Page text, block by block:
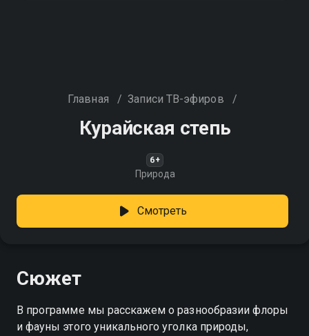
Главная / Записи ТВ-эфиров /
Курайская степь
6+
Природа
Смотреть
Сюжет
В программе мы расскажем о разнообразии флоры
и фауны этого уникального уголка природы,